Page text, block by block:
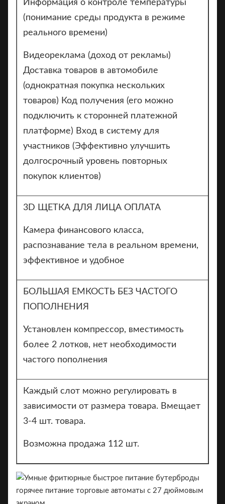
Информация о контроле температуры
(понимание среды продукта в режиме
реального времени)
Видеореклама (доход от рекламы)
Доставка товаров в автомобиле
(однократная покупка нескольких
товаров) Код получения (его можно
подключить к сторонней платежной
платформе) Вход в систему для
участников (Эффективно улучшить
долгосрочный уровень повторных
покупок клиентов)
3D ЩЕТКА ДЛЯ ЛИЦА ОПЛАТА
Камера финансового класса,
распознавание тела в реальном времени,
эффективное и удобное
БОЛЬШАЯ ЕМКОСТЬ БЕЗ ЧАСТОГО
ПОПОЛНЕНИЯ
Установлен компрессор, вместимость
более 2 лотков, нет необходимости
частого пополнения
Каждый слот можно регулировать в
зависимости от размера товара. Вмещает
3-4 шт. товара.
Возможна продажа 112 шт.